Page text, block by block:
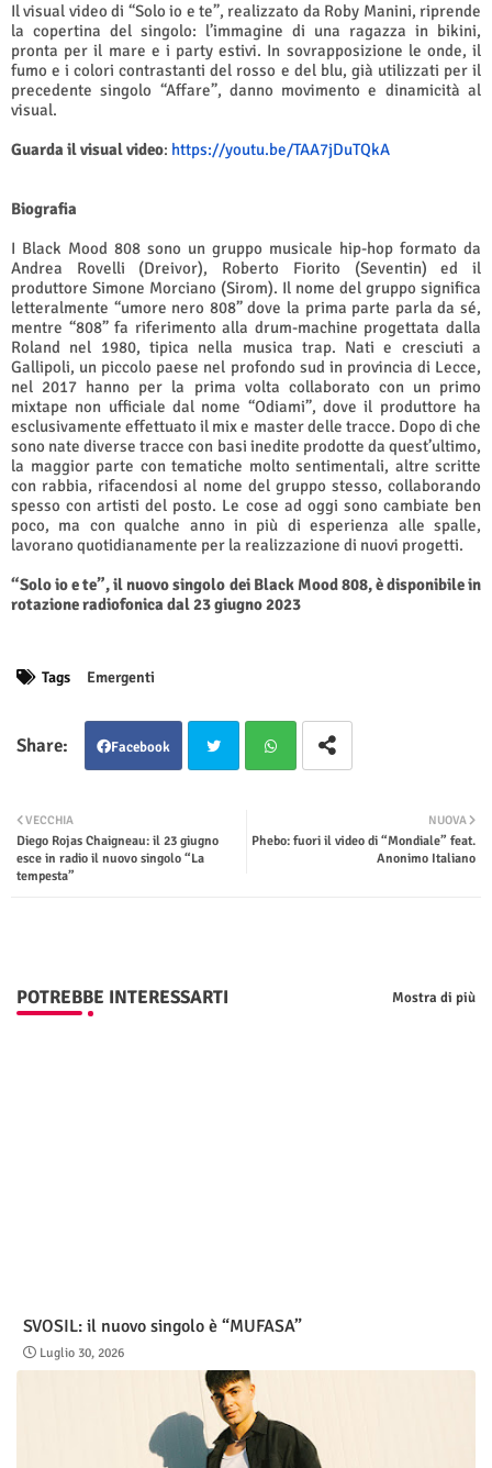
Il visual video di “Solo io e te”, realizzato da Roby Manini, riprende
la copertina del singolo: l’immagine di una ragazza in bikini,
pronta per il mare e i party estivi. In sovrapposizione le onde, il
fumo e i colori contrastanti del rosso e del blu, già utilizzati per il
precedente singolo “Affare”, danno movimento e dinamicità al
visual.
Guarda il visual video: https://youtu.be/TAA7jDuTQkA
Biografia
I Black Mood 808 sono un gruppo musicale hip-hop formato da
Andrea Rovelli (Dreivor), Roberto Fiorito (Seventin) ed il
produttore Simone Morciano (Sirom). Il nome del gruppo significa
letteralmente “umore nero 808” dove la prima parte parla da sé,
mentre “808” fa riferimento alla drum-machine progettata dalla
Roland nel 1980, tipica nella musica trap. Nati e cresciuti a
Gallipoli, un piccolo paese nel profondo sud in provincia di Lecce,
nel 2017 hanno per la prima volta collaborato con un primo
mixtape non ufficiale dal nome “Odiami”, dove il produttore ha
esclusivamente effettuato il mix e master delle tracce. Dopo di che
sono nate diverse tracce con basi inedite prodotte da quest’ultimo,
la maggior parte con tematiche molto sentimentali, altre scritte
con rabbia, rifacendosi al nome del gruppo stesso, collaborando
spesso con artisti del posto. Le cose ad oggi sono cambiate ben
poco, ma con qualche anno in più di esperienza alle spalle,
lavorano quotidianamente per la realizzazione di nuovi progetti.
“Solo io e te”, il nuovo singolo dei Black Mood 808, è disponibile in
rotazione radiofonica dal 23 giugno 2023
Tags Emergenti
Facebook
ter tsap
NUOVA
Phebo: fuori il video di “Mondiale” feat.
Anonimo Italiano
VECCHIA
Diego Rojas Chaigneau: il 23 giugno
esce in radio il nuovo singolo “La
tempesta”
POTREBBE INTERESSARTI Mostra di più
SVOSIL: il nuovo singolo è “MUFASA”
Luglio 30, 2026